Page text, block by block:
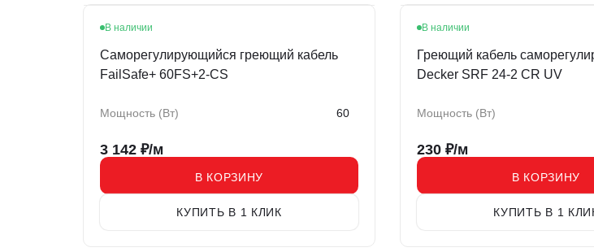
Хит
В наличии
Саморегулирующийся греющий кабель
FailSafe+ 60FS+2-CS
Мощность (Вт) 60
3 142 ₽/м
В КОРЗИНУ
КУПИТЬ В 1 КЛИК
Хит
В наличии
Греющий кабель
Decker SRF 24-2 CR UV
Мощность (Вт)
230 ₽/м
В КОРЗИНУ
КУПИТЬ В 1